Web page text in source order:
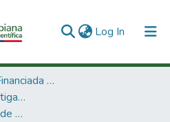
Log In (current)
1. Investigación Financiada con Recursos Públicos
1.1 Productos de investigación
1.1.1. Informes Finales de Proyectos de Investigación